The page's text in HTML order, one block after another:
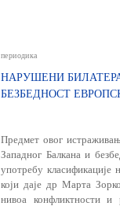
периодика
НАРУШЕНИ
БЕЗБЕДНОСТ
Предмет овог
Западног Балкана и
употребу класификације
који даје др Марта
нивоа конфликтности и